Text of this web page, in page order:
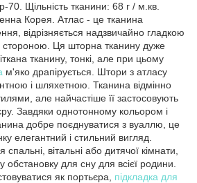
70. Щільність тканини: 68 г / м.кв.
Корея. Атлас - це тканина
відрізняється надзвичайно гладкою
стороною. Ця шторна тканину дуже
тканину, тонкі, але при цьому
м'яко драпірується. Штори з атласу
і шляхетною. Тканина відмінно
але найчастіше її застосовують
Завдяки однотонному кольором і
добре поєднуватися з вуаллю, це
елегантний і стильний вигляд.
спальні, вітальні або дитячої кімнати,
обстановку для сну для всієї родини.
як портьєра, підкладка для